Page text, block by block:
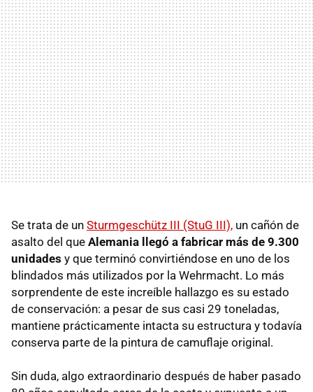
Se trata de un Sturmgeschütz III (StuG III), un cañón de
asalto del que Alemania llegó a fabricar más de 9.300
unidades y que terminó convirtiéndose en uno de los
blindados más utilizados por la Wehrmacht. Lo más
sorprendente de este increíble hallazgo es su estado
de conservación: a pesar de sus casi 29 toneladas,
mantiene prácticamente intacta su estructura y todavía
conserva parte de la pintura de camuflaje original.
Sin duda, algo extraordinario después de haber pasado